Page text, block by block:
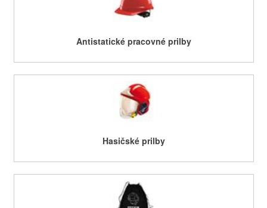
Antistatické pracovné prilby
Hasičské prilby